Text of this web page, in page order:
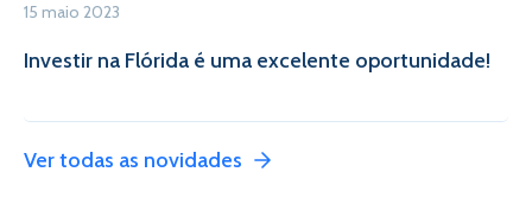
15 maio 2023
Investir na Flórida é uma excelente oportunidade!
Ver todas as novidades